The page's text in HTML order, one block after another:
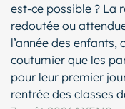
est-ce possible ? La
redoutée ou
l’année des
coutumier que les
pour leur premier
rentrée des classes